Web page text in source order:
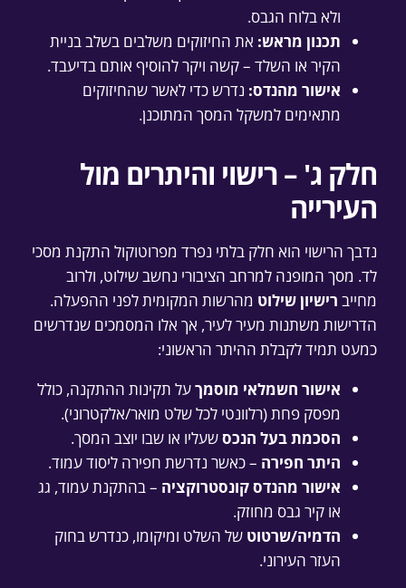
ולא בלוח הגבס.
תכנון מראש: את החיזוקים משלבים בשלב בניית
הקיר או השלד – קשה ויקר להוסיף אותם בדיעבד.
אישור מהנדס: נדרש כדי לאשר שהחיזוקים
מתאימים למשקל המסך המתוכנן.
חלק ג' – רישוי והיתרים מול
העירייה
נדבך הרישוי הוא חלק בלתי נפרד מפרוטוקול התקנת מסכי
לד. מסך המופנה למרחב הציבורי נחשב שילוט, ולרוב
מחייב רישיון שילוט מהרשות המקומית לפני ההפעלה.
הדרישות משתנות מעיר לעיר, אך אלו המסמכים שנדרשים
כמעט תמיד לקבלת ההיתר הראשוני:
אישור חשמלאי מוסמךעל תקינות ההתקנה, כולל
מפסק פחת (רלוונטי לכל שלט מואר/אלקטרוני).
הסכמת בעל הנכסשעליו או שבו יוצב המסך.
היתר חפירה – כאשר נדרשת חפירה ליסוד עמוד.
אישור מהנדס קונסטרוקציה – בהתקנת עמוד, גג
או קיר גבס מחוזק.
הדמיה/שרטוט של השלט ומיקומו, כנדרש בחוק
העזר העירוני.